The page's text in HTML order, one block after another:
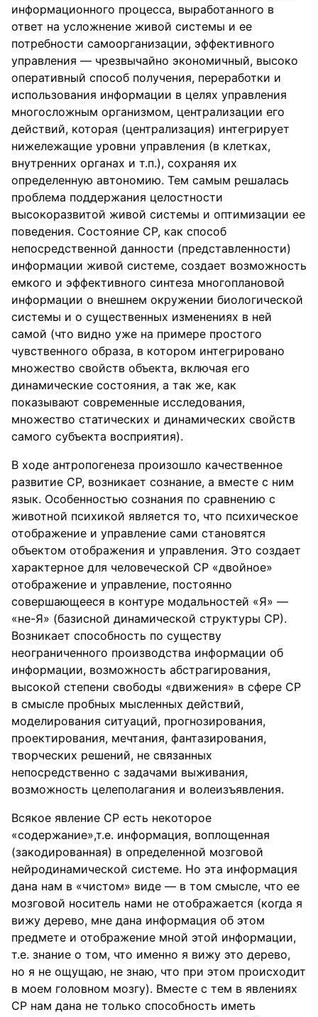
информационного процесса, выработанного в
ответ на усложнение живой системы и ее
потребности самоорганизации, эффективного
управления — чрезвычайно экономичный, высоко
оперативный способ получения, переработки и
использования информации в целях управления
многосложным организмом, централизации его
действий, которая (централизация) интегрирует
нижележащие уровни управления (в клетках,
внутренних органах и т.п.), сохраняя их
определенную автономию. Тем самым решалась
проблема поддержания целостности
высокоразвитой живой системы и оптимизации ее
поведения. Состояние СР, как способ
непосредственной данности (представленности)
информации живой системе, создает возможность
емкого и эффективного синтеза многоплановой
информации о внешнем окружении биологической
системы и о существенных изменениях в ней
самой (что видно уже на примере простого
чувственного образа, в котором интегрировано
множество свойств объекта, включая его
динамические состояния, а так же, как
показывают современные исследования,
множество статических и динамических свойств
самого субъекта восприятия).
В ходе антропогенеза произошло качественное
развитие СР, возникает сознание, а вместе с ним
язык. Особенностью сознания по сравнению с
животной психикой является то, что психическое
отображение и управление сами становятся
объектом отображения и управления. Это создает
характерное для человеческой СР «двойное»
отображение и управление, постоянно
совершающееся в контуре модальностей «Я» —
«не-Я» (базисной динамической структуры СР).
Возникает способность по существу
неограниченного производства информации об
информации, возможность абстрагирования,
высокой степени свободы «движения» в сфере СР
в смысле пробных мысленных действий,
моделирования ситуаций, прогнозирования,
проектирования, мечтания, фантазирования,
творческих решений, не связанных
непосредственно с задачами выживания,
возможность целеполагания и волеизъявления.
Всякое явление СР есть некоторое
«содержание»,т.е. информация, воплощенная
(закодированная) в определенной мозговой
нейродинамической системе. Но эта информация
дана нам в «чистом» виде — в том смысле, что ее
мозговой носитель нами не отображается (когда я
вижу дерево, мне дана информация об этом
предмете и отображение мной этой информации,
т.е. знание о том, что именно я вижу это дерево,
но я не ощущаю, не знаю, что при этом происходит
в моем головном мозгу). Вместе с тем в явлениях
СР нам дана не только способность иметь